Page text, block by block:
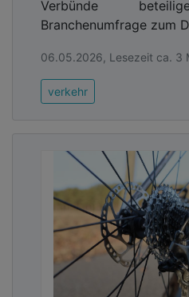
Verbünde
Branchenumfrage zum
06.05.2026, Lesezeit ca. 3
verkehr